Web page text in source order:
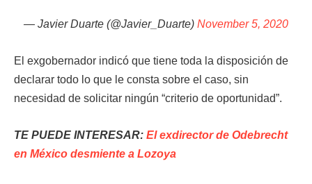
— Javier Duarte (@Javier_Duarte) November 5, 2020
El exgobernador indicó que tiene toda la disposición de
declarar todo lo que le consta sobre el caso, sin
necesidad de solicitar ningún “criterio de oportunidad”.
TE PUEDE INTERESAR: El exdirector de Odebrecht
en México desmiente a Lozoya